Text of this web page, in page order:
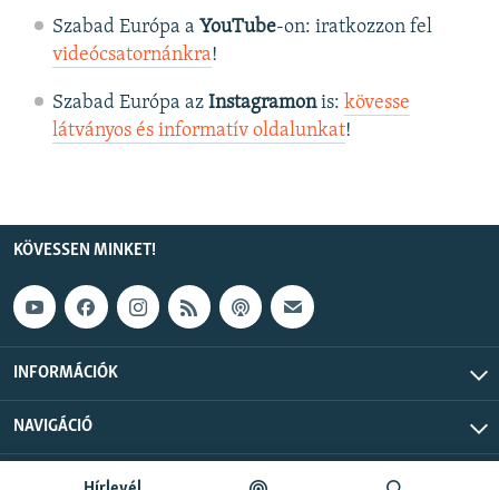
Szabad Európa a YouTube-on: iratkozzon fel
videócsatornánkra!
Szabad Európa az Instagramonis: kövesse
látványos és informatív oldalunkat! ​
KÖVESSEN MINKET!
INFORMÁCIÓK
NAVIGÁCIÓ
Szabad Európa © 2026 RFE/RL, Inc. Minden jog fenntartva.